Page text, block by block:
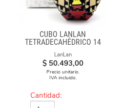
CUBO LANLAN
TETRADECAHÉDRICO 14
FACES GEAR CUBE
BLACK
LanLan
$ 50.493,00
Precio unitario.
IVA incluido.
Cantidad: